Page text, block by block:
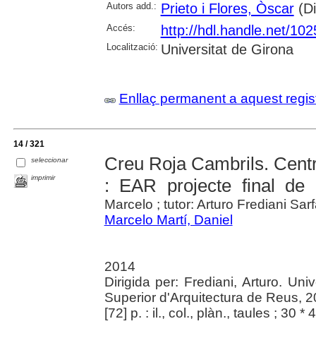
Autors add.: Prieto i Flores, Òscar
Accés: http://hdl.handle.net/
Localització: Universitat de Girona
Enllaç permanent a aquest
14 / 321
seleccionar
imprimir
Creu Roja Cambrils.
: EAR projecte final de
Marcelo ; tutor: Arturo Frediani
Marcelo Martí, Daniel
2014
Dirigida per: Frediani, Arturo.
Superior d'Arquitectura de Reus,
[72] p. : il., col., plàn., taules ; 30 *